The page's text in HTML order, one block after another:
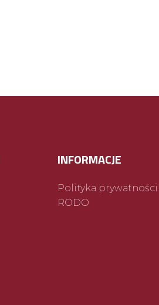
INFORMACJE
Polityka prywatności
RODO